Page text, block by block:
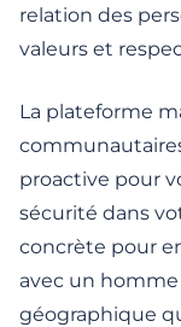
relation des
valeurs et
La plateforme
proactive pour
sécurité dans
concrète pour
avec un
géographique